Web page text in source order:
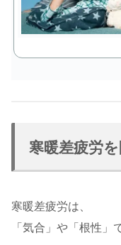
寒暖差疲労
寒暖差疲労は、
「気合」や「根性」